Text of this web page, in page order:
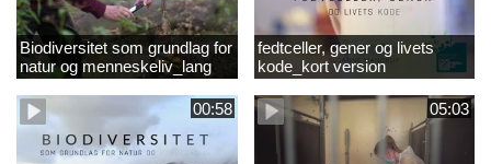
Biodiversitet som grundlag for
natur og menneskeliv_lang
version
fedtceller, gener og livets
kode_kort version
00:58 05:03